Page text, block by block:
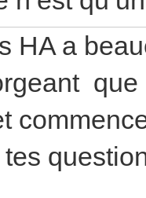
HA a